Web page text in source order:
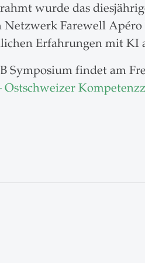
wurde das
Netzwerk Farewell
Erfahrungen mit KI
Symposium findet am
Ostschweizer